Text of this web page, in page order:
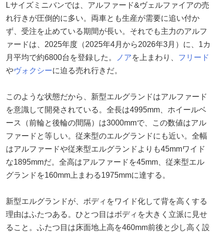
Lサイズミニバンでは、アルファード&ヴェルファイアの売
れ行きが圧倒的に多い。両車とも生産が需要に追い付か
ず、受注を止めている期間が長い。それでも主力のアルフ
ァードは、2025年度（2025年4月から2026年3月）に、1カ
月平均で約6800台を登録した。
ノアを上まわり、 フリード
やヴォクシーに迫る売れ行きだ。
このような状態だから、新型エルグランドはアルファード
を意識して開発されている。全長は4995mm、ホイールベ
ース（前輪と後輪の間隔）は3000mmで、この数値はアル
ファードと等しい。従来型のエルグランドにも近い。全幅
はアルファードや従来型エルグランドよりも45mmワイド
な1895mmだ。全高はアルファードを45mm、従来型エル
グランドを160mm上まわる1975mmに達する。
新型エルグランドが、ボディをワイド化して背を高くする
理由はふたつある。ひとつ目はボディを大きく立派に見せ
ること。ふたつ目は床面地上高を460mm前後と少し高く設